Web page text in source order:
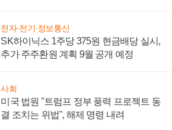
전자·전기·정보통신
SK하이닉스 1주당 375원 현금배당 실시,
추가 주주환원 계획 9월 공개 예정
사회
미국 법원 "트럼프 정부 풍력 프로젝트 동
결 조치는 위법", 해제 명령 내려